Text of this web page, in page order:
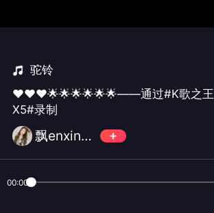
驼铃
❤❤❤🌟🌟🌟🌟🌟🌟——通过#K歌之王
X5#录制
飘enxin🍒 🍒
00:00